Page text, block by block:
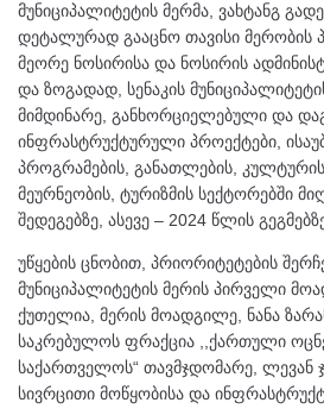
მუნიციპალიტეტის მერმა, ვახტანგ
დეტალურად გააცნო თავისი მერობის
მეორე ნოსირისა და ნოსირის
და ზოგადად, სენაკის
მიმდინარე, განხორციელებული და
ინფრასტრუქტურული პროექტები,
პროგრამების, განათლების,
მეურნეობის, ტურიზმის სექტორებში
შედეგებზე, ასევე – 2024 წლის
უწყების ცნობით, პრიორიტეტების
მუნიციპალიტეტის მერის პირველი
ქუთელია, მერის მოადგილე, ნანა
საკრებულოს ფრაქცია ,,ქართული
საქართველოს“ თავმჯდომარე, ლევან
სივრცითი მოწყობისა და